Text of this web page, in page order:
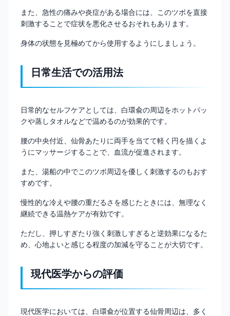
また、急性の痛みや炎症がある場合には、このツボを直接
刺激することで症状を悪化させるおそれもあります。
身体の状態を見極めてから使用するようにしましょう。
日常生活での活用法
日常的なセルフケアとしては、白環兪の周辺をホットパッ
クや蒸しタオルなどで温めるのが効果的です。
腰の中央付近、仙骨あたりに両手を当てて軽く円を描くよ
うにマッサージすることで、血流が促進されます。
また、湯船の中でこのツボ周辺を優しく刺激するのもおす
すめです。
慢性的な冷えや腰の重だるさを感じたときには、無理なく
継続できる温熱ケアが有効です。
ただし、押しすぎたり強く刺激しすぎると逆効果になるた
め、心地よいと感じる程度の加減を守ることが大切です。
現代医学からの評価
現代医学においては、白環兪が位置する仙骨周辺は、多く